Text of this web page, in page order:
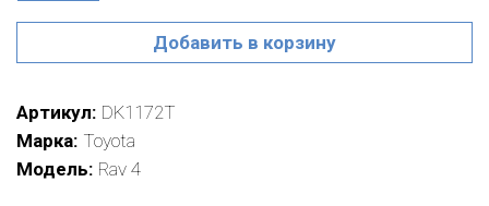
Добавить в корзину
Артикул DK1172Т
Марка Toyota
Модель Rav 4